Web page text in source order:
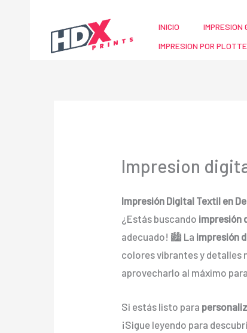
contenido
INICIO IMPRESION
IMPRESION POR
Impresion
Impresión Digital Textil en
¿Estás buscando impresión
adecuado! 🏙️ La impresión
colores vibrantes y detalles
aprovecharlo al máximo
Si estás listo para
¡Sigue leyendo para